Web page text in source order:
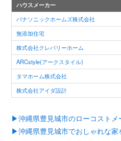
ハウスメーカー
パナソニックホームズ株式会社
無添加住宅
株式会社クレバリーホーム
ARCstyle(アークスタイル)
タマホーム株式会社
株式会社アイダ設計
▶沖縄県豊見城市のローコストメ
▶沖縄県豊見城市でおしゃれな